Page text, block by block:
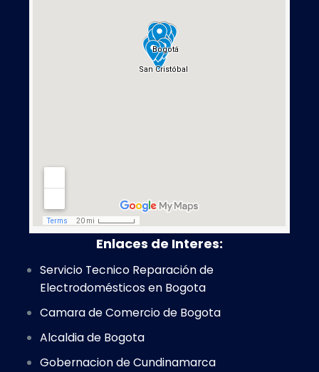
Enlaces de Interes:
Servicio Tecnico Reparación de
Electrodomésticos en Bogota
Camara de Comercio de Bogota
Alcaldia de Bogota
Gobernacion de Cundinamarca